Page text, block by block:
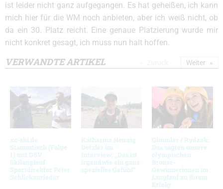
ist leider nicht ganz aufgegangen. Es hat geheißen, ich kann
mich hier für die WM noch anbieten, aber ich weiß nicht, ob
da ein 30. Platz reicht. Eine genaue Platzierung wurde mir
nicht konkret gesagt, ich muss nun halt hoffen.
VERWANDTE ARTIKEL
xc-ski.de
Stammtisch (Folge
1) mit DSV
Skilanglauf
Sportdirektor Peter
Schlickenrieder
Katharina Hennig
Dotzler im
Interview: „Das ist
irgendwie ein ganz
spezielles Gefühl“
Gimmler / Rydzek:
Das sagten unsere
olympischen
Bronze-
Gewinnerinnen im
Langlauf zu ihrem
Erfolg
Weiter